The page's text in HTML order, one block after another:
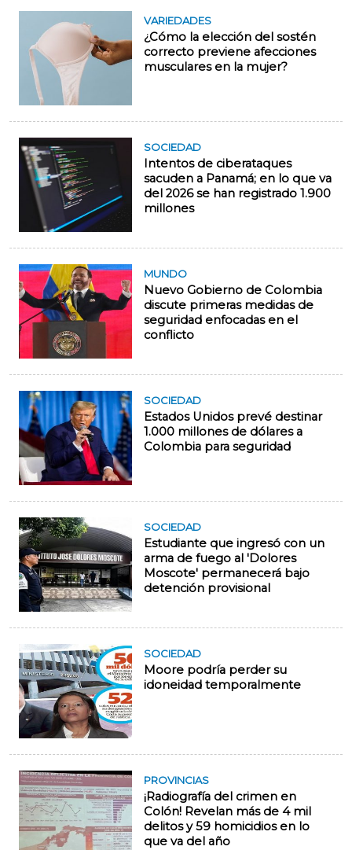
VARIEDADES
¿Cómo la elección del sostén
correcto previene afecciones
musculares en la mujer?
SOCIEDAD
Intentos de ciberataques
sacuden a Panamá; en lo que va
del 2026 se han registrado 1.900
millones
MUNDO
Nuevo Gobierno de Colombia
discute primeras medidas de
seguridad enfocadas en el
conflicto
SOCIEDAD
Estados Unidos prevé destinar
1.000 millones de dólares a
Colombia para seguridad
SOCIEDAD
Estudiante que ingresó con un
arma de fuego al 'Dolores
Moscote' permanecerá bajo
detención provisional
SOCIEDAD
Moore podría perder su
idoneidad temporalmente
PROVINCIAS
¡Radiografía del crimen en
Colón! Revelan más de 4 mil
delitos y 59 homicidios en lo
que va del año